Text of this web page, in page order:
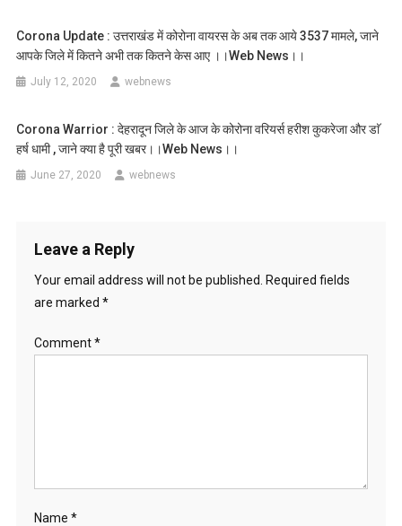
Corona Update : उत्तराखंड में कोरोना वायरस के अब तक आये 3537 मामले, जाने
आपके जिले में कितने अभी तक कितने केस आए ।।web News।।
July 12, 2020 webnews
Corona Warrior : देहरादून जिले के आज के कोरोना वरियर्स हरीश कुकरेजा और डाॅ
हर्ष धामी , जाने क्या है पूरी खबर।।web News।।
June 27, 2020 webnews
Leave a Reply
Your email address will not be published.
Required fields
are marked *
Comment*
Name *